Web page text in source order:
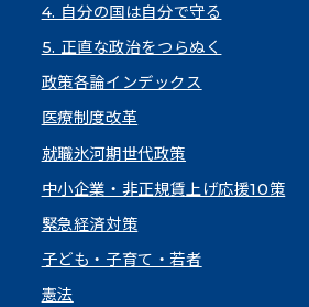
4. 自分の国は自分で守る
5. 正直な政治をつらぬく
政策各論インデックス
医療制度改革
就職氷河期世代政策
中小企業・非正規賃上げ応援10策
緊急経済対策
子ども・子育て・若者
憲法